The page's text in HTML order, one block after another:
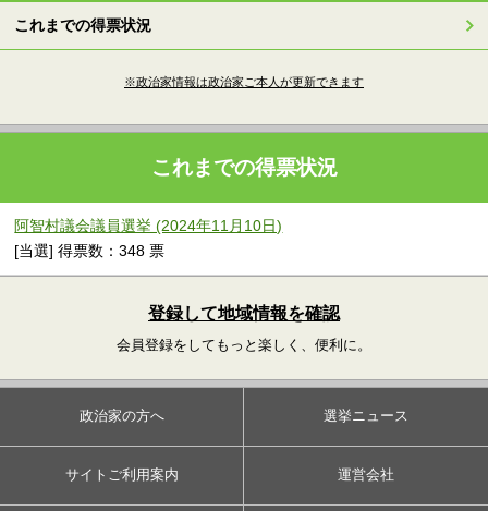
これまでの得票状況
※政治家情報は政治家ご本人が更新できます
これまでの得票状況
阿智村議会議員選挙 (2024年11月10日)
[当選] 得票数：348 票
登録して地域情報を確認
会員登録をしてもっと楽しく、便利に。
政治家の方へ 選挙ニュース
サイトご利用案内 運営会社